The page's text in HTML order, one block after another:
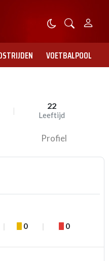
VOETBALPOOL
22
Leeftijd
Profiel
0 0